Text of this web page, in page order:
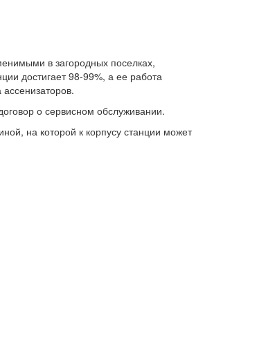
в загородных поселках,
достигает 98-99%, а ее работа
о сервисном обслуживании.
на которой к корпусу станции может